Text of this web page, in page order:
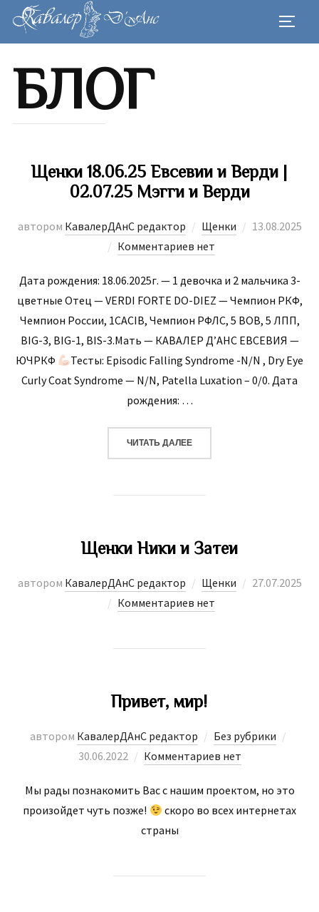
Перейти
БЛОГ
Щенки 18.06.25 Евсевии и Верди |
02.07.25 Мэгги и Верди
автором КавалерДАнС редактор Щенки
13.08.2025
Комментариев нет
Дата рождения: 18.06.2025г. — 1 девочка и 2 мальчика 3-
цветные Отец — VERDI FORTE DO-DIEZ — Чемпион РКФ,
Чемпион России, 1CACIB, Чемпион РФЛС, 5 ВОВ, 5 ЛПП,
BIG-3, BIG-1, BIS-3.Мать — КАВАЛЕР Д’АНС ЕВСЕВИЯ —
ЮЧРКФ
Тесты: Ерisоdiс Fаlling Syndrоmе -N/N , Dry Еyе
Сurly Соаt Syndrоmе — N/N, Patella Luxation – 0/0. Дата
рождения: …
ЧИТАТЬ ДАЛЕЕ«ЩЕНКИ 18.06.25 ЕВСЕВИИ
Щенки Ники и Затеи
автором КавалерДАнС редактор Щенки
27.07.2025
Комментариев нет
Привет, мир!
автором КавалерДАнС редактор Без рубрики
30.06.2022
Комментариев нет
Мы рады познакомить Вас с нашим проектом, но это
произойдет чуть позже!
скоро во всех интернетах
страны